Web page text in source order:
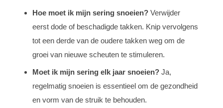
Hoe moet ik mijn sering snoeien? Verwijder
eerst dode of beschadigde takken. Knip vervolgens
tot een derde van de oudere takken weg om de
groei van nieuwe scheuten te stimuleren.
Moet ik mijn sering elk jaar snoeien? Ja,
regelmatig snoeien is essentieel om de gezondheid
en vorm van de struik te behouden.